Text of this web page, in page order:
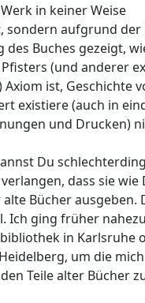
in keiner Weise
sondern aufgrund der
des Buches gezeigt,
Pfisters (und anderer
ist, Geschichte
existiere (auch in
und Drucken)
Du
dass sie wie
Bücher ausgeben.
Ich ging früher
in Karlsruhe
um die mich
Teile alter Bücher